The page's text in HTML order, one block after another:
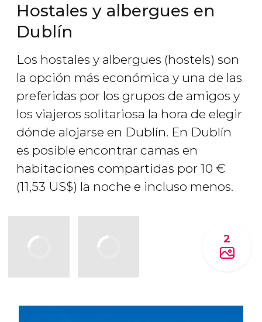
Hostales y albergues en
Dublín
Los hostales y albergues (hostels) son
la opción más económica y una de las
preferidas por los grupos de amigos y
los viajeros solitariosa la hora de elegir
dónde alojarse en Dublín. En Dublín
es posible encontrar camas en
habitaciones compartidas por 10 €
(11,53 US$) la noche e incluso menos.
2